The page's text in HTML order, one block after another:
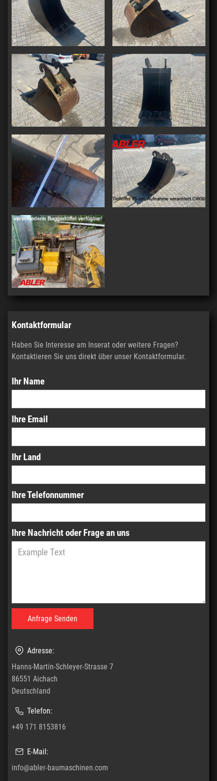
Kontaktformular
Haben Sie Interesse am Inserat oder weitere Fragen?
Kontaktieren Sie uns direkt über unser Kontaktformular.
Ihr Name
Ihre Email
Ihr Land
Ihre Telefonnummer
Ihre Nachricht oder Frage an uns
Adresse:
Hanns-Martin-Schleyer-Strasse 7
86551 Aichach
Deutschland
Telefon:
+49 171 8153816
E-Mail:
info@abler-baumaschinen.com